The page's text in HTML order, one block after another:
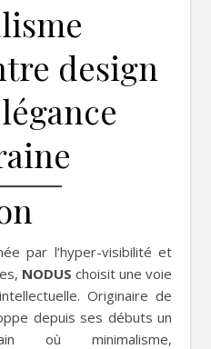
design
NODUS choisit une voie
Originaire de
depuis ses débuts un
où minimalisme,